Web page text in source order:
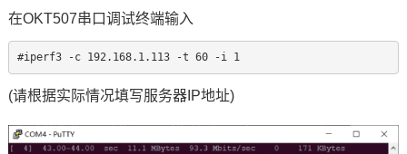
在OKT507串口调试终端输入
#iperf3 -c 192.168.1.113 -t 60 -i 1
(请根据实际情况填写服务器IP地址)